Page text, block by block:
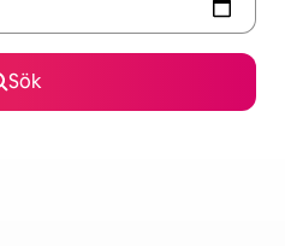
Sök